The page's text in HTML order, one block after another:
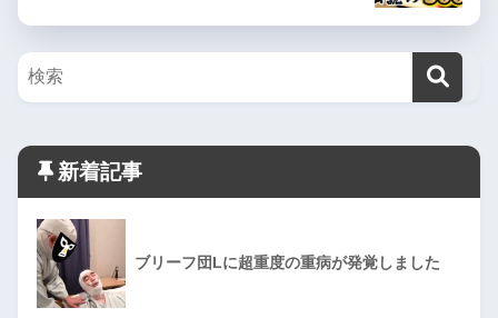
新着記事
ブリーフ団Lに超重度の重病が発覚しました